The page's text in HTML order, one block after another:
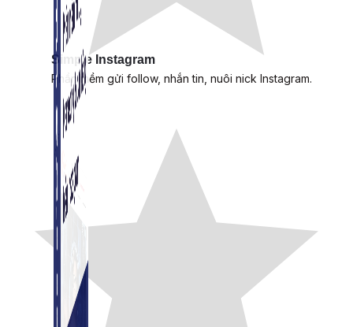
Simple Instagram
Phần mềm gửi follow, nhắn tin, nuôi nick Instagram.